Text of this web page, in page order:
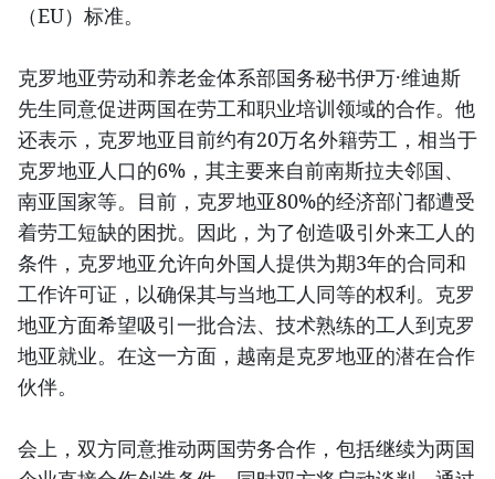
（EU）标准。
克罗地亚劳动和养老金体系部国务秘书伊万·维迪斯
先生同意促进两国在劳工和职业培训领域的合作。他
还表示，克罗地亚目前约有20万名外籍劳工，相当于
克罗地亚人口的6%，其主要来自前南斯拉夫邻国、
南亚国家等。目前，克罗地亚80%的经济部门都遭受
着劳工短缺的困扰。因此，为了创造吸引外来工人的
条件，克罗地亚允许向外国人提供为期3年的合同和
工作许可证，以确保其与当地工人同等的权利。克罗
地亚方面希望吸引一批合法、技术熟练的工人到克罗
地亚就业。在这一方面，越南是克罗地亚的潜在合作
伙伴。
会上，双方同意推动两国劳务合作，包括继续为两国